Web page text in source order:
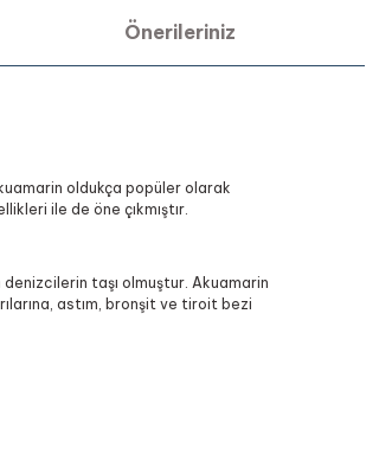
Önerileriniz
oldukça popüler olarak
ile de öne çıkmıştır.
taşı olmuştur. Akuamarin
astım, bronşit ve tiroit bezi